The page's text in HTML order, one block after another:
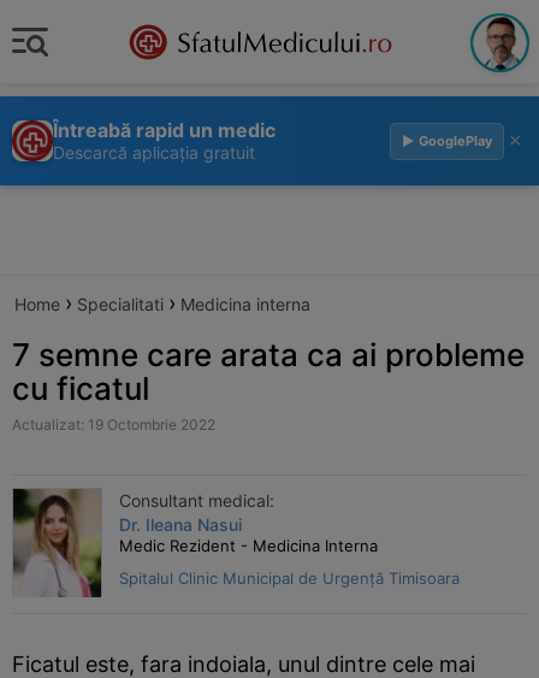
Întreabă rapid un medic
Descarcă aplicația gratuit
▶ GooglePlay ×
Home › Specialitati › Medicina interna
7 semne care arata ca ai probleme
cu ficatul
Actualizat: 19 Octombrie 2022
Consultant medical:
Dr. Ileana Nasui
Medic Rezident - Medicina Interna
Spitalul Clinic Municipal de Urgență Timisoara
Ficatul este, fara indoiala, unul dintre cele mai